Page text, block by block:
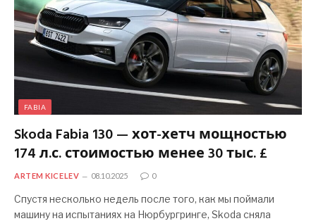
FABIA
Skoda Fabia 130 — хот-хетч мощностью
174 л.с. стоимостью менее 30 тыс. £
ARTEM KICELEV 08.10.2025 0
Спустя несколько недель после того, как мы поймали
машину на испытаниях на Нюрбургринге, Skoda сняла